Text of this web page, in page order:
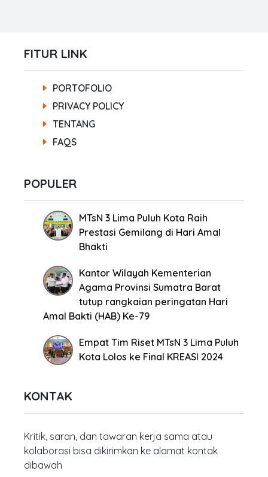
FITUR LINK
PORTOFOLIO
PRIVACY POLICY
TENTANG
FAQS
POPULER
MTsN 3 Lima Puluh Kota Raih
Prestasi Gemilang di Hari Amal
Bhakti
Kantor Wilayah Kementerian
Agama Provinsi Sumatra Barat
tutup rangkaian peringatan Hari
Amal Bakti (HAB) Ke-79
Empat Tim Riset MTsN 3 Lima Puluh
Kota Lolos ke Final KREASI 2024
KONTAK
Kritik, saran, dan tawaran kerja sama atau
kolaborasi bisa dikirimkan ke alamat kontak
dibawah